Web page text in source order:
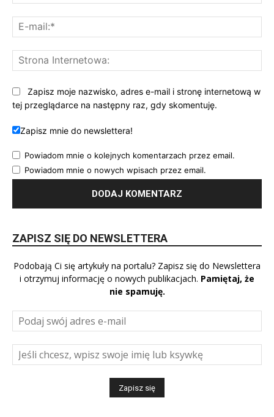
Zapisz moje nazwisko, adres e-mail i stronę internetową w
tej przeglądarce na następny raz, gdy skomentuję.
Zapisz mnie do newslettera!
Powiadom mnie o kolejnych komentarzach przez email.
Powiadom mnie o nowych wpisach przez email.
ZAPISZ SIĘ DO NEWSLETTERA
Podobają Ci się artykuły na portalu? Zapisz się do Newslettera
i otrzymuj informację o nowych publikacjach. Pamiętaj, że
nie spamuję.